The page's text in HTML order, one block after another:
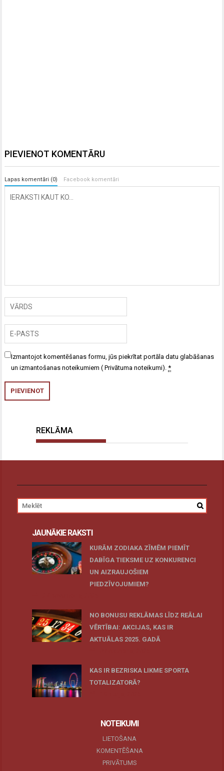
PIEVIENOT KOMENTĀRU
Lapas komentāri (0) Facebook komentāri
Izmantojot komentēšanas formu, jūs piekrītat portāla datu glabāšanas
un izmantošanas noteikumiem ( Privātuma noteikumi).*
REKLĀMA
JAUNĀKIE RAKSTI
KURĀM ZODIAKA ZĪMĒM PIEMĪT
DABĪGA TIEKSME UZ KONKURENCI
UN AIZRAUJOŠIEM
PIEDZĪVOJUMIEM?
NO BONUSU REKLĀMAS LĪDZ REĀLAI
VĒRTĪBAI: AKCIJAS, KAS IR
AKTUĀLAS 2025. GADĀ
KAS IR BEZRISKA LIKME SPORTA
TOTALIZATORĀ?
NOTEIKUMI
LIETOŠANA
KOMENTĒŠANA
PRIVĀTUMS